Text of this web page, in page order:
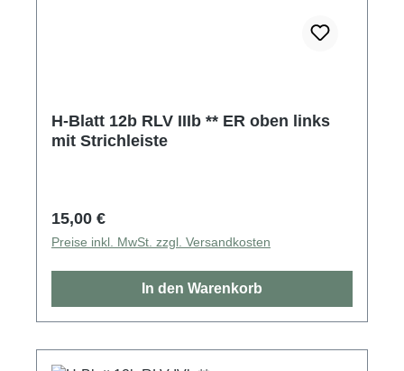
H-Blatt 12b RLV IIIb ** ER oben links
mit Strichleiste
Regulärer Preis:
15,00 €
Preise inkl. MwSt. zzgl. Versandkosten
In den Warenkorb